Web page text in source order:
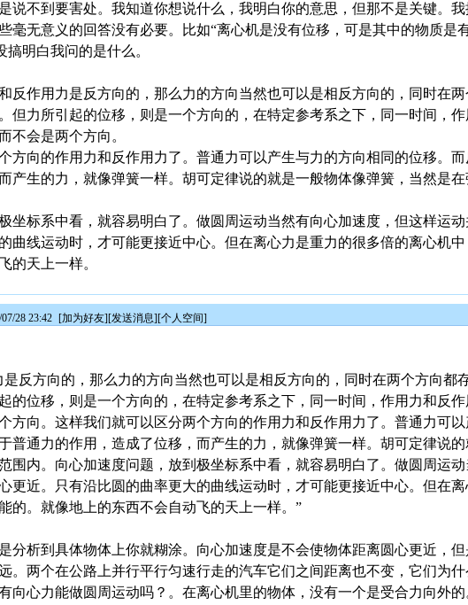
说不到要害处。我知道你想说什么，我明白你的意思，但那不是关键。
毫无意义的回答没有必要。比如“离心机是没有位移，可是其中的物质是
明白我问的是什么。
反作用力是反方向的，那么力的方向当然也可以是相反方向的，同时在
但力所引起的位移，则是一个方向的，在特定参考系之下，同一时间，
不会是两个方向。
方向的作用力和反作用力了。普通力可以产生与力的方向相同的位移。
产生的力，就像弹簧一样。胡可定律说的就是一般物体像弹簧，当然是在
坐标系中看，就容易明白了。做圆周运动当然有向心加速度，但这样运动
曲线运动时，才可能更接近中心。但在离心力是重力的很多倍的离心机
的天上一样。
28 23:42 [加为好友][发送消息][个人空间]
反方向的，那么力的方向当然也可以是相反方向的，同时在两个方向都
的位移，则是一个方向的，在特定参考系之下，同一时间，作用力和反
方向。这样我们就可以区分两个方向的作用力和反作用力了。普通力可
普通力的作用，造成了位移，而产生的力，就像弹簧一样。胡可定律说
围内。向心加速度问题，放到极坐标系中看，就容易明白了。做圆周运动
更近。只有沿比圆的曲率更大的曲线运动时，才可能更接近中心。但在
的。就像地上的东西不会自动飞的天上一样。”
分析到具体物体上你就糊涂。向心加速度是不会使物体距离圆心更近，但
。两个在公路上并行平行匀速行走的汽车它们之间距离也不变，它们为什
向心力能做圆周运动吗？。在离心机里的物体，没有一个是受合力向外